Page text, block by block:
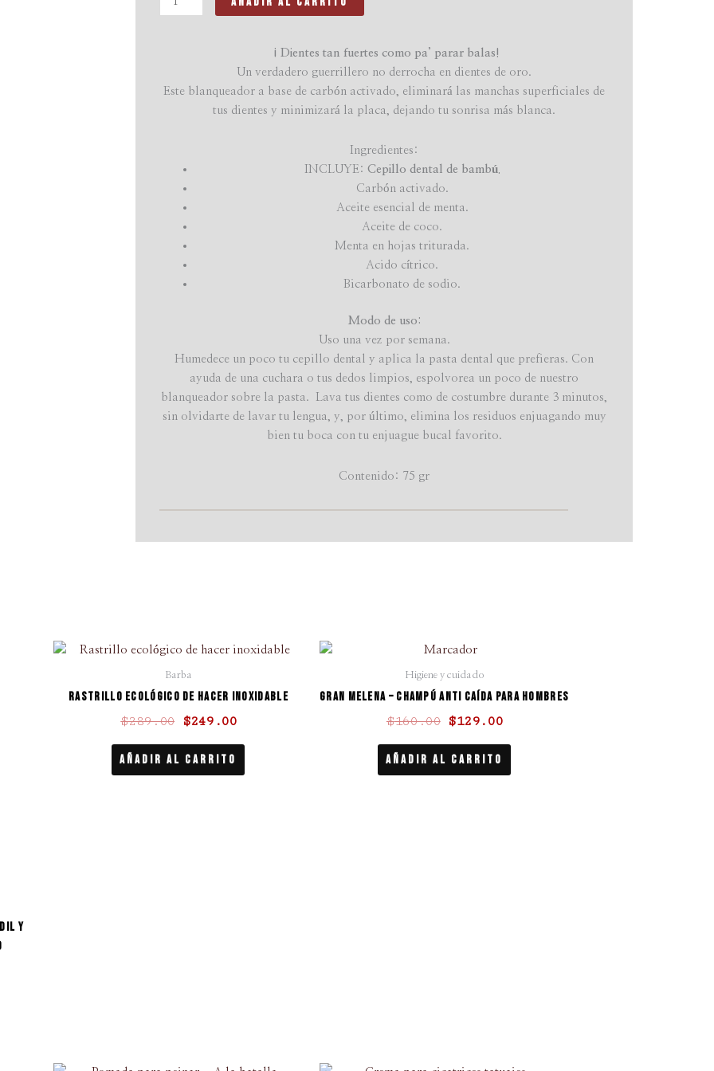
¡Dientes tan fuertes como pa’ parar balas!
Un verdadero guerrillero no derrocha en dientes de oro.
Este blanqueador a base de carbón activado, eliminará las manchas superficiales de
tus dientes y minimizará la placa, dejando tu sonrisa más blanca.
Ingredientes:
INCLUYE: Cepillo dental de bambú.
Carbón activado.
Aceite esencial de menta.
Aceite de coco.
Menta en hojas triturada.
Acido cítrico.
Bicarbonato de sodio.
Modo de uso:
Uso una vez por semana.
Humedece un poco tu cepillo dental y aplica la pasta dental que prefieras. Con
ayuda de una cuchara o tus dedos limpios, espolvorea un poco de nuestro
blanqueador sobre la pasta. Lava tus dientes como de costumbre durante 3 minutos,
sin olvidarte de lavar tu lengua, y, por último, elimina los residuos enjuagando muy
bien tu boca con tu enjuague bucal favorito.
Contenido: 75 gr
y
Barba
Rastrillo ecológico de hacer inoxidable
$289.00
El
precio
era:
$289.00.
$249.00
El
es:
$249.00.
Añadir Al Carrito
Higiene y cuidado
Gran melena – Champú anti caída para hombres
$160.00
El
precio
original
era:
$160.00.
$129.00
es:
$129.00.
Añadir Al Carrito